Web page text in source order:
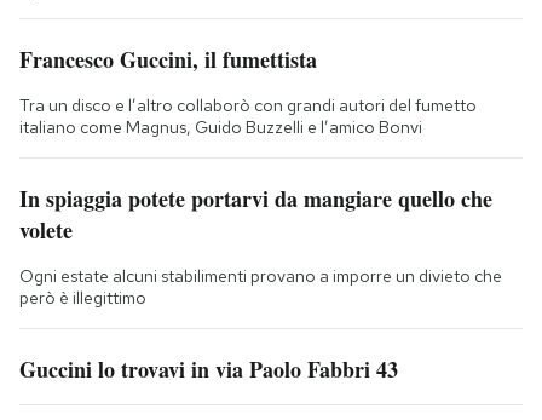
Francesco Guccini, il fumettista
Tra un disco e l’altro collaborò con grandi autori del fumetto
italiano come Magnus, Guido Buzzelli e l’amico Bonvi
In spiaggia potete portarvi da mangiare quello che
volete
Ogni estate alcuni stabilimenti provano a imporre un divieto che
però è illegittimo
Guccini lo trovavi in via Paolo Fabbri 43